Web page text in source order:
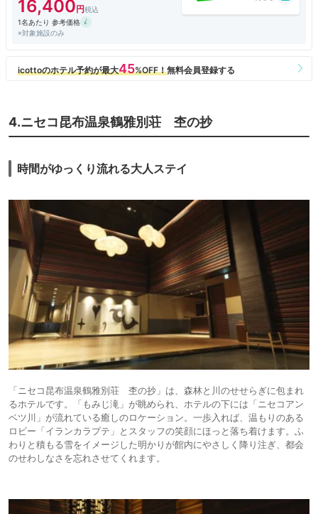
16,400
1名あたり 参考価格
※対象施設のみ
4.ニセコ昆布温泉鶴雅別荘 杢の抄
時間がゆっくり流れる大人ステイ
「ニセコ昆布温泉鶴雅別荘 杢の抄」は、森林と川のせせらぎに包まれ
るホテルです。「もみじ滝」が眺められ、ホテルの下には「ニセコアン
ベツ川」が流れている癒しのロケーション。一歩入れば、温もりのある
ロビー「イランカラプテ」とスタッフの笑顔にほっと落ち着けます。ふ
わりと積もる雪をイメージした明かりが館内にやさしく降り注ぎ、都会
のせわしなさを忘れさせてくれます。